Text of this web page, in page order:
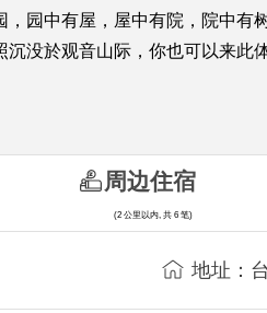
园中有屋，屋中有院，院中有
没於观音山际，你也可以来此
地址：
周边住宿
(2 公里以内, 共 6 笔)